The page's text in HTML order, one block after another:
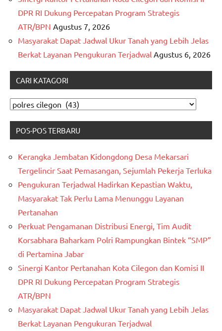
DPR RI Dukung Percepatan Program Strategis
ATR/BPN Agustus 7, 2026
Masyarakat Dapat Jadwal Ukur Tanah yang Lebih Jelas
Berkat Layanan Pengukuran Terjadwal Agustus 6, 2026
CARI KATAGORI
CARI
POS-POS TERBARU
Kerangka Jembatan Kidongdong Desa Mekarsari
Tergelincir Saat Pemasangan, Sejumlah Pekerja Terluka
Pengukuran Terjadwal Hadirkan Kepastian Waktu,
Masyarakat Tak Perlu Lama Menunggu Layanan
Pertanahan
Perkuat Pengamanan Distribusi Energi, Tim Audit
Korsabhara Baharkam Polri Rampungkan Bintek “SMP”
di Pertamina Jabar
Sinergi Kantor Pertanahan Kota Cilegon dan Komisi II
DPR RI Dukung Percepatan Program Strategis
ATR/BPN
Masyarakat Dapat Jadwal Ukur Tanah yang Lebih Jelas
Berkat Layanan Pengukuran Terjadwal